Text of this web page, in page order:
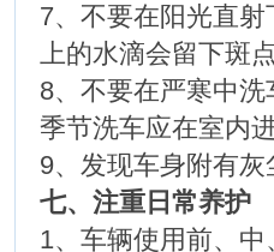
7、不要在阳光直
上的水滴会留下斑
8、不要在严寒中
季节洗车应在室内
9、发现车身附有
七、注重日常养护
1、车辆使用前、